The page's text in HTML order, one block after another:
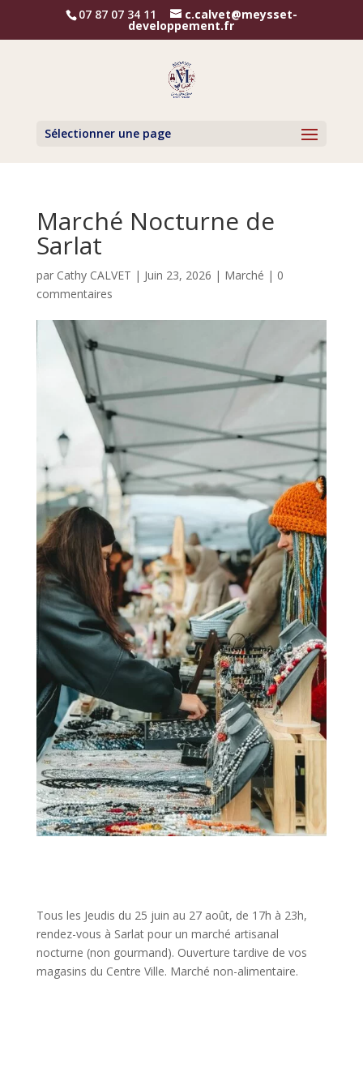
07 87 07 34 11 c.calvet@meysset-
developpement.fr
Sélectionner une page
Marché Nocturne de
Sarlat
par Cathy CALVET | Juin 23, 2026 | Marché | 0
commentaires
Tous les Jeudis du 25 juin au 27 août, de 17h à 23h,
rendez-vous à Sarlat pour un marché artisanal
nocturne (non gourmand). Ouverture tardive de vos
magasins du Centre Ville. Marché non-alimentaire.